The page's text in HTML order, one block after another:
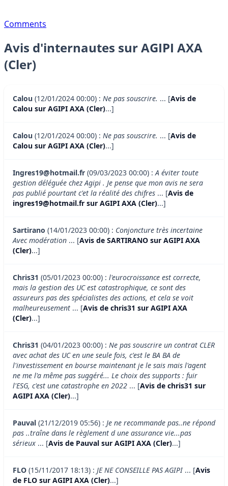
Comments
Avis d'internautes sur AGIPI AXA
(Cler)
Calou (12/01/2024 00:00) : Ne pas souscrire. ... [Avis de
Calou sur AGIPI AXA (Cler)...]
Calou (12/01/2024 00:00) : Ne pas souscrire. ... [Avis de
Calou sur AGIPI AXA (Cler)...]
Ingres19@hotmail.fr (09/03/2023 00:00) :A éviter toute
gestion déléguée chez Agipi . Je pense que mon avis ne sera
pas publié pourtant c'et la réalité des chifres ... [Avis de
ingres19@hotmail.fr sur AGIPI AXA (Cler)...]
Sartirano (14/01/2023 00:00) : Conjoncture très incertaine
Avec modération ... [Avis de SARTIRANO sur AGIPI AXA
(Cler)...]
Chris31 (05/01/2023 00:00) : l'eurocroissance est correcte,
mais la gestion des UC est catastrophique, ce sont des
assureurs pas des spécialistes des actions, et cela se voit
malheureusement ... [Avis de chris31 sur AGIPI AXA
(Cler)...]
Chris31 (04/01/2023 00:00) : Ne pas souscrire un contrat CLER
avec achat des UC en une seule fois, c'est le BA BA de
l'investissement en bourse maintenant je le sais mais l'agent
ne me l'a même pas suggéré... Le choix des supports : fuir
l'ESG, c'est une catastrophe en 2022 ... [Avis de chris31 sur
AGIPI AXA (Cler)...]
Pauval (21/12/2019 05:56) : Je ne recommande pas..ne répond
pas ..traîne dans le règlement d une assurance vie...pas
sérieux ... [Avis de Pauval sur AGIPI AXA (Cler)...]
FLO (15/11/2017 18:13) : JE NE CONSEILLE PAS AGIPI... [Avis
de FLO sur AGIPI AXA (Cler)...]